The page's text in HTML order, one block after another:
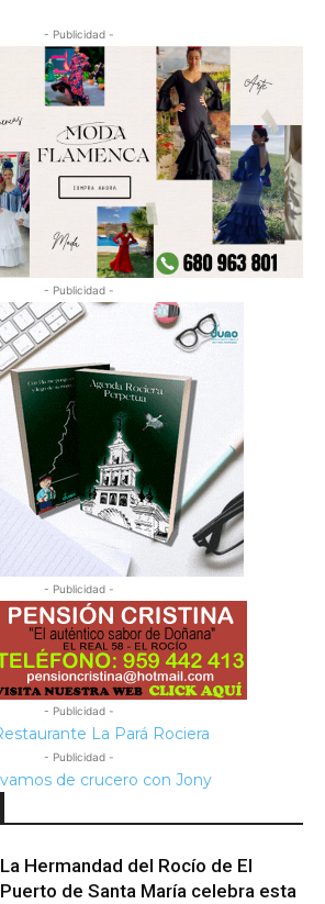
- Publicidad -
- Publicidad -
- Publicidad -
- Publicidad -
- Publicidad -
La Hermandad del Rocío de El
Puerto de Santa María celebra esta